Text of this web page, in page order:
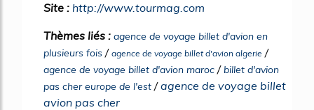
Site : http://www.tourmag.com
Thèmes liés : agence de voyage billet d'avion en
plusieurs fois / agence de voyage billet d'avion algerie /
agence de voyage billet d'avion maroc /billet d'avion
pas cher europe de l'est /agence de voyage billet
avion pas cher